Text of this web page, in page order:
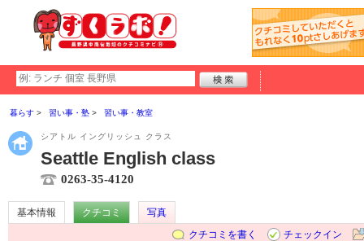
暮らす 習い事・塾 習い事・教室
シアトル イングリッシュ クラス
Seattle English class
0263-35-4120
基本情報 クチコミ
写真
クチコミを書く
チェックイン